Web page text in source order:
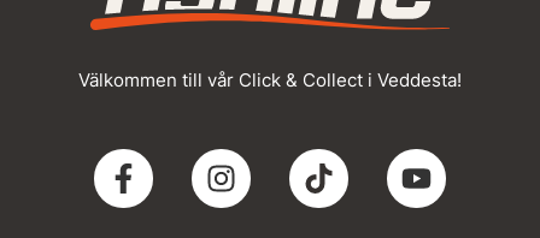
Välkommen till vår Click & Collect i Veddesta!